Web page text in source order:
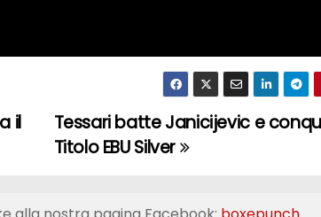
Tessari batte Janicijevic e
Titolo EBU Silver
il